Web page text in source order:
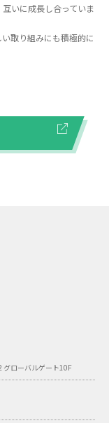
いに成長し合っていま
取り組みにも積極的に
ローバルゲート10F